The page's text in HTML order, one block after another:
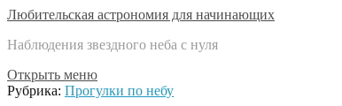
Любительская астрономия для начинающих
Наблюдения звездного неба с нуля
Открыть меню
Рубрика: Прогулки по небу